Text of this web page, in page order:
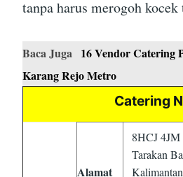
tanpa harus merogoh
Baca Juga 16 Vendor Catering
Karang Rejo Metro
Catering
Alamat
8HCJ
Tarakan